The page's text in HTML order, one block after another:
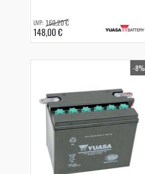
148,00 €
160,20 €
-8%